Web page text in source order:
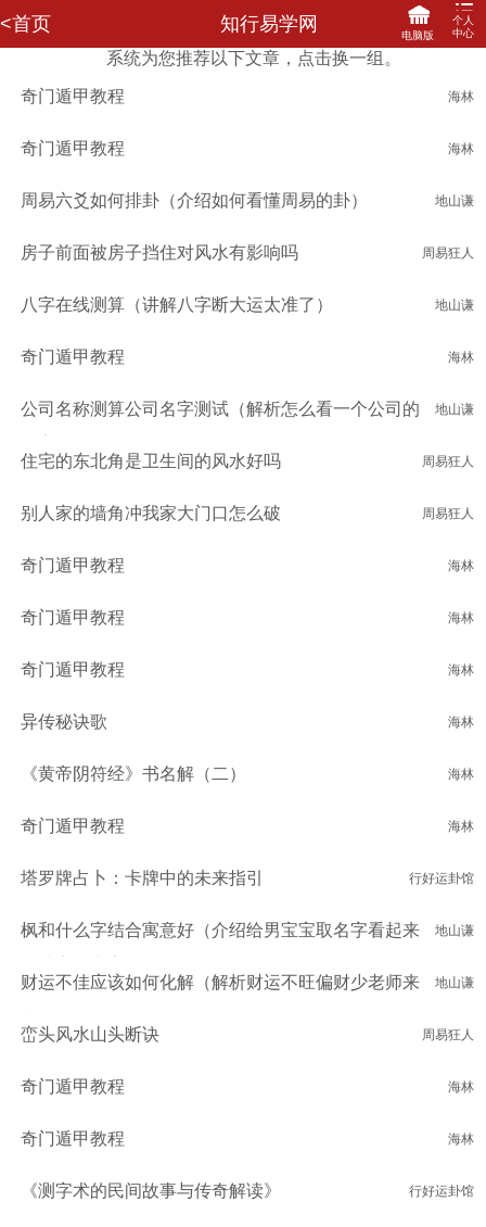
<首页 知行易学网
个人
中心
电脑版
登录
我要评价
关联登陆
系统为您推荐以下文章，点击换一组。
海林
奇门遁甲教程
海林
奇门遁甲教程
地山谦
周易六爻如何排卦（介绍如何看懂周易的卦）
周易狂人
房子前面被房子挡住对风水有影响吗
地山谦
八字在线测算（讲解八字断大运太准了）
海林
奇门遁甲教程
地山谦
公司名称测算公司名字测试（解析怎么看一个公司的
周易狂人
住宅的东北角是卫生间的风水好吗
周易狂人
别人家的墙角冲我家大门口怎么破
海林
奇门遁甲教程
海林
奇门遁甲教程
海林
奇门遁甲教程
海林
异传秘诀歌
海林
《黄帝阴符经》书名解（二）
海林
奇门遁甲教程
行好运卦馆
塔罗牌占卜：卡牌中的未来指引
地山谦
枫和什么字结合寓意好（介绍给男宝宝取名字看起来
地山谦
财运不佳应该如何化解（解析财运不旺偏财少老师来
周易狂人
峦头风水山头断诀
海林
奇门遁甲教程
海林
奇门遁甲教程
行好运卦馆
《测字术的民间故事与传奇解读》